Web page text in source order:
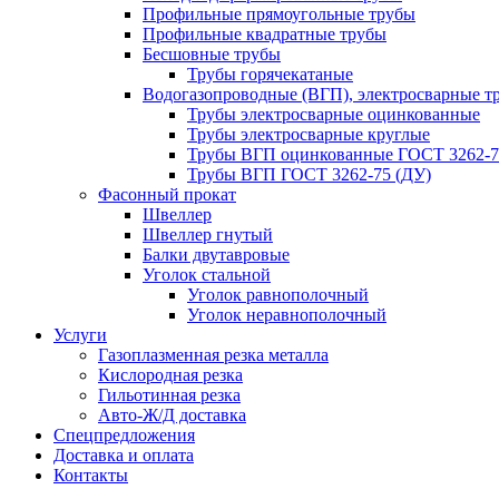
Профильные прямоугольные трубы
Профильные квадратные трубы
Бесшовные трубы
Трубы горячекатаные
Водогазопроводные (ВГП), электросварные
Трубы электросварные оцинкованные
Трубы электросварные круглые
Трубы ВГП оцинкованные ГОСТ 3262-
Трубы ВГП ГОСТ 3262-75 (ДУ)
Фасонный прокат
Швеллер
Швеллер гнутый
Балки двутавровые
Уголок стальной
Уголок равнополочный
Уголок неравнополочный
Услуги
Газоплазменная резка металла
Кислородная резка
Гильотинная резка
Авто-Ж/Д доставка
Спецпредложения
Доставка и оплата
Контакты